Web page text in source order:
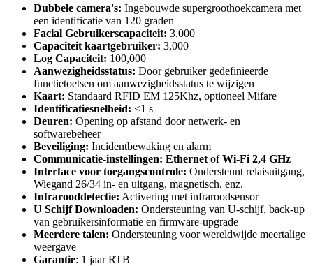
Dubbele camera's: Ingebouwde supergroothoekcamera met
een identificatie van 120 graden
Facial Gebruikerscapaciteit: 3,000
Capaciteit kaartgebruiker: 3,000
Log Capaciteit: 100,000
Aanwezigheidsstatus: Door gebruiker gedefinieerde
functietoetsen om aanwezigheidsstatus te wijzigen
Kaart: Standaard RFID EM 125Khz, optioneel Mifare
Identificatiesnelheid: <1 s
Deuren: Opening op afstand door netwerk- en
softwarebeheer
Beveiliging: Incidentbewaking en alarm
Communicatie-instellingen: Ethernet ofWi-Fi 2,4 GHz
Interface voor toegangscontrole: Ondersteunt relaisuitgang,
Wiegand 26/34 in- en uitgang, magnetisch, enz.
Infrarooddetectie: Activering met infraroodsensor
U Schijf Downloaden: Ondersteuning van U-schijf, back-up
van gebruikersinformatie en firmware-upgrade
Meerdere talen: Ondersteuning voor wereldwijde meertalige
weergave
Garantie: 1 jaar RTB